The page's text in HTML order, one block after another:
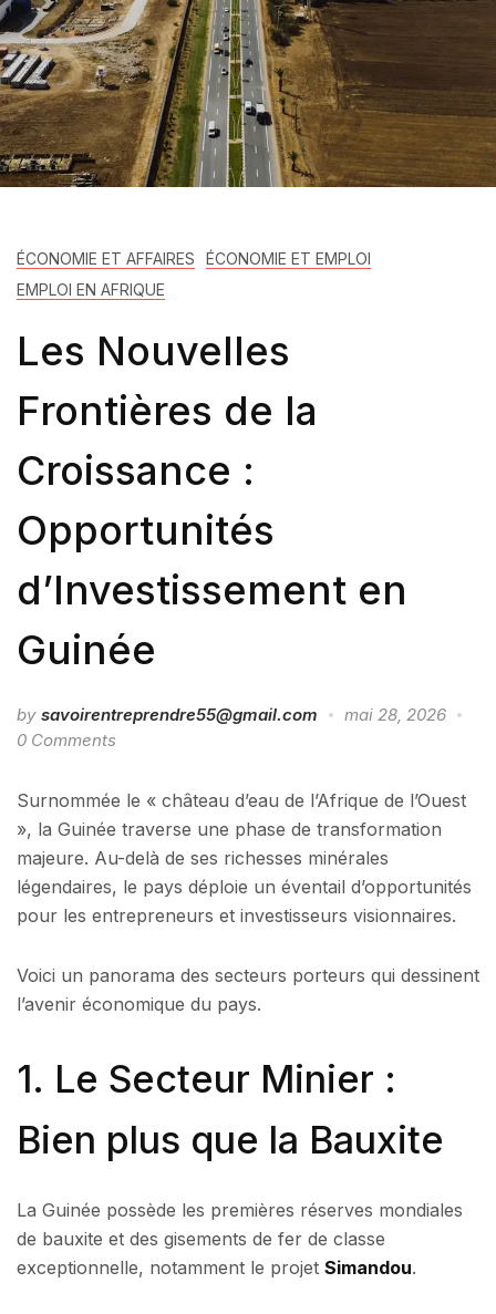
ÉCONOMIE ET AFFAIRES
ÉCONOMIE ET EMPLOI
EMPLOI EN AFRIQUE
Les Nouvelles
Frontières de la
Croissance :
Opportunités
d’Investissement en
Guinée
by savoirentreprendre55@gmail.com
mai 28, 2026
0 Comments
Surnommée le « château d’eau de l’Afrique de l’Ouest
», la Guinée traverse une phase de transformation
majeure. Au-delà de ses richesses minérales
légendaires, le pays déploie un éventail d’opportunités
pour les entrepreneurs et investisseurs visionnaires.
Voici un panorama des secteurs porteurs qui dessinent
l’avenir économique du pays.
1. Le Secteur Minier :
Bien plus que la Bauxite
La Guinée possède les premières réserves mondiales
de bauxite et des gisements de fer de classe
exceptionnelle, notamment le projet Simandou.